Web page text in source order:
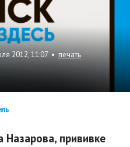
2012, 11:07 • печать
Назарова, прививке